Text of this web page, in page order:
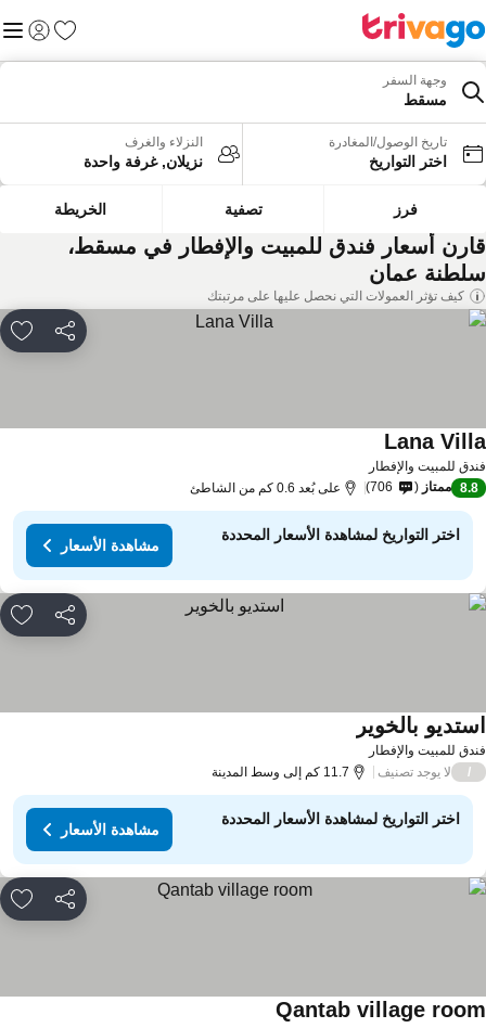
المفضلة
تسجيل
وجهة السفر
مسقط
تاريخ الوصول/المغادرة
اختر التواريخ
النزلاء والغرف
نزيلان, غرفة واحدة
فرز تصفية الخريطة
أسعار فندق للمبيت والإفطار في مسقط،
عمان
كيف تؤثر العمولات التي نحصل عليها على مرتبتك
مشاركة
للمبيت والإفطار
Lanaمشاهدة الأسعار
8.8 ممتاز 706 على بُعد 0.6 كم من الشاطئ
اختر التواريخ لمشاهدة الأسعار المحددة
مشاهدة الأسعار
مشاركة
للمبيت والإفطار
بالخويرمشاهدة الأسعار
لا يوجد تصنيف 11.7 كم إلى وسط المدينة
اختر التواريخ لمشاهدة الأسعار المحددة
مشاهدة الأسعار
مشاركة
Qantab villageمشاهدة الأسعار